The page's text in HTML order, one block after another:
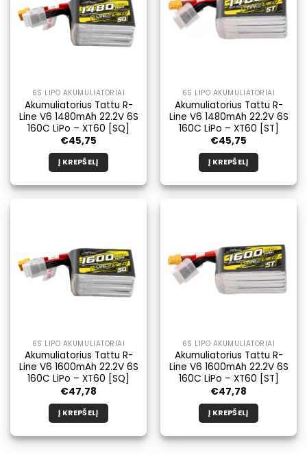
6S LIPO AKUMULIATORIAI
Akumuliatorius Tattu R-
Line V6 1480mAh 22.2V 6S
160C LiPo – XT60 [SQ]
€45,75
Į KREPŠELĮ
6S LIPO AKUMULIATORIAI
Akumuliatorius Tattu R-
Line V6 1480mAh 22.2V 6S
160C LiPo – XT60 [ST]
€45,75
Į KREPŠELĮ
6S LIPO AKUMULIATORIAI
Akumuliatorius Tattu R-
Line V6 1600mAh 22.2V 6S
160C LiPo – XT60 [SQ]
€47,78
Į KREPŠELĮ
6S LIPO AKUMULIATORIAI
Akumuliatorius Tattu R-
Line V6 1600mAh 22.2V 6S
160C LiPo – XT60 [ST]
€47,78
Į KREPŠELĮ